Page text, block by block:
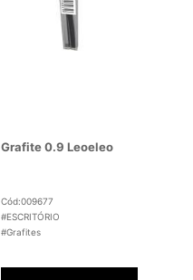
Grafite 0.9 Leoeleo
Cód:009677
#ESCRITÓRIO
#Grafites